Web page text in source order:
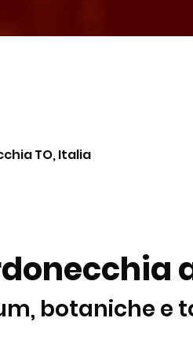
TO, Italia
botaniche e